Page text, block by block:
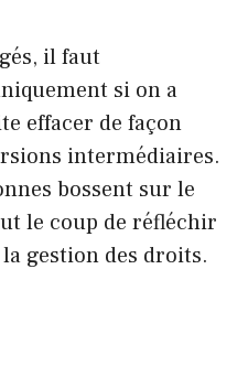
il faut
si on a
effacer de façon
intermédiaires.
bossent sur le
le coup de réfléchir
la gestion des droits.